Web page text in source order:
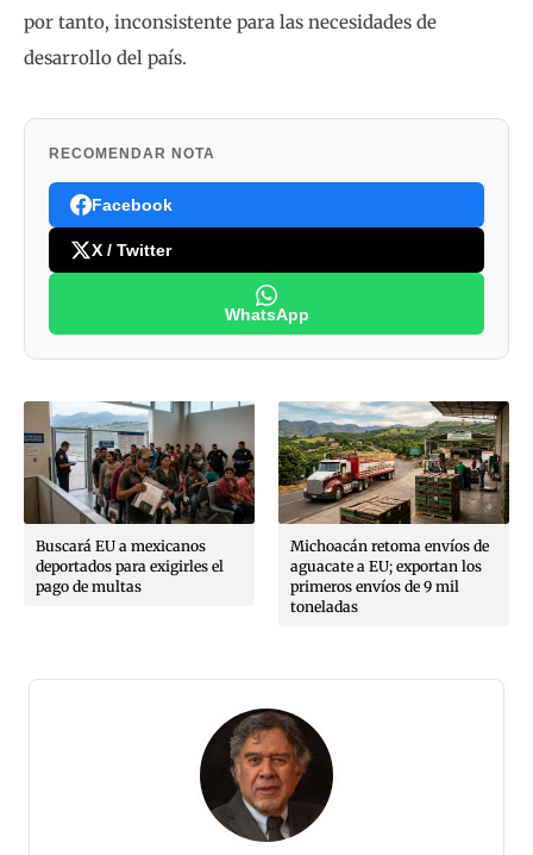
por tanto, inconsistente para las necesidades de
desarrollo del país.
RECOMENDAR NOTA
Facebook
X / Twitter
WhatsApp
Buscará EU a mexicanos
deportados para exigirles el
pago de multas
Michoacán retoma envíos de
aguacate a EU; exportan los
primeros envíos de 9 mil
toneladas